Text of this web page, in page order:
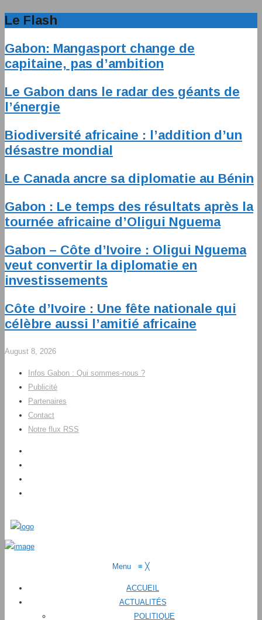
Le Flash
Gabon: Mangasport change de
capitaine, pas d’ambition
Le Gabon dans le radar des géants de
l’énergie
Biodiversité africaine : l’addition d’un
désastre mondial
Le Canada ancre sa diplomatie au Bénin
Gabon : Le temps des résultats après la
tournée africaine d’Oligui Nguema
Gabon – Côte d’Ivoire : Oligui Nguema
veut convertir la diplomatie en
investissements
Côte d’Ivoire : Une fête nationale qui
célèbre aussi l’amitié africaine
August 8, 2026
Infos Gabon : Qui sommes-nous ?
Publicité
Partenaires
Contact
Notre flux RSS
Menu ≡ ╳
ACCUEIL
ACTUALITÉS
POLITIQUE